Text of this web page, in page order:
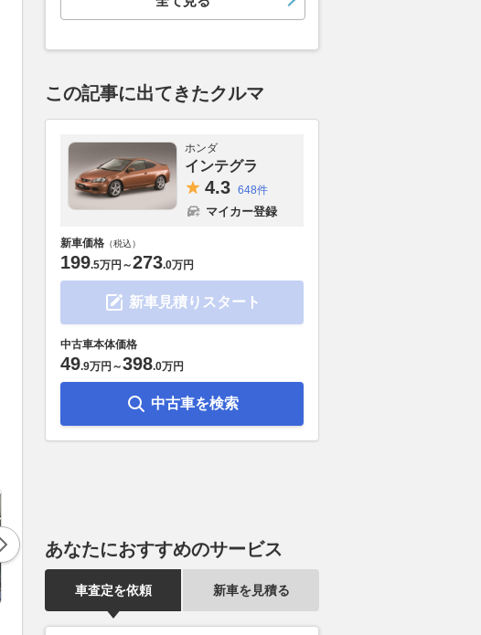
スーパーGT優勝で憑き物も取
平塚市の国道129号沿い まる
この記事に出てきたクルマ
ホンダ
インテグラ
4.3 648件
マイカー登録
新車価格 （税込）
199.5万円 ～273.0万円
新車見積りスタート
中古車本体価格
49.9万円 ～398.0万円
中古車を検索
あなたにおすすめのサービス
車査定を依頼 新車を見積る